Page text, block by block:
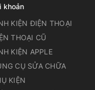
khoản
KIỆN ĐIỆN THOẠI
THOẠI CŨ
KIỆN APPLE
CỤ SỬA CHỮA
KIỆN